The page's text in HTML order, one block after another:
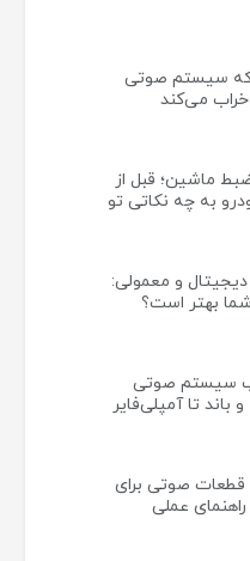
که سیستم صوتی
می‌کند
ماشین؛ قبل از
به چه نکاتی تو
و معمولی:
بهتر است؟
سیستم صوتی
باند تا آمپلی‌فایر
قطعات صوتی برای
راهنمای عملی